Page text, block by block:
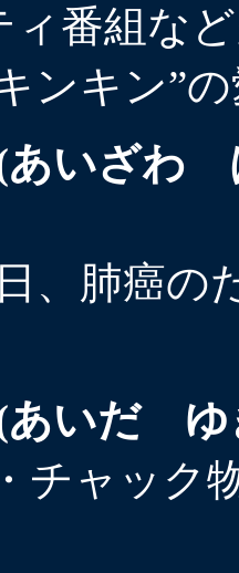
ィ番組な
ンキン”
いざわ
、肺癌の
いだ ゆ
チャック